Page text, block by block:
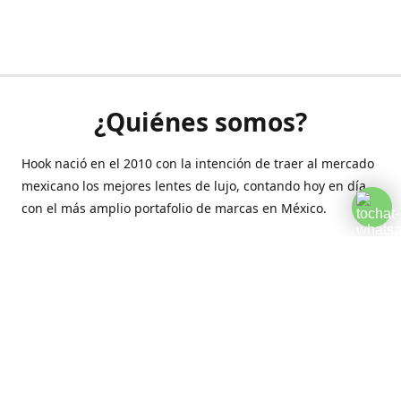
¿Quiénes somos?
Hook nació en el 2010 con la intención de traer al mercado
mexicano los mejores lentes de lujo, contando hoy en día
con el más amplio portafolio de marcas en México.